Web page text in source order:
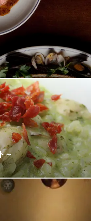
約農家様から届くお野
食材を様々な調理方法
クリングワインのフリ
一緒にお楽しみくださ
ォーク5F
長野県の契約農家さん
用しております！おす
をはじめ、パスタやサラ
◎繊細かつ大胆な調理法
B1
～
ラルドグリーンソース
ーする際にあえて潰し
体に行き渡ります。最